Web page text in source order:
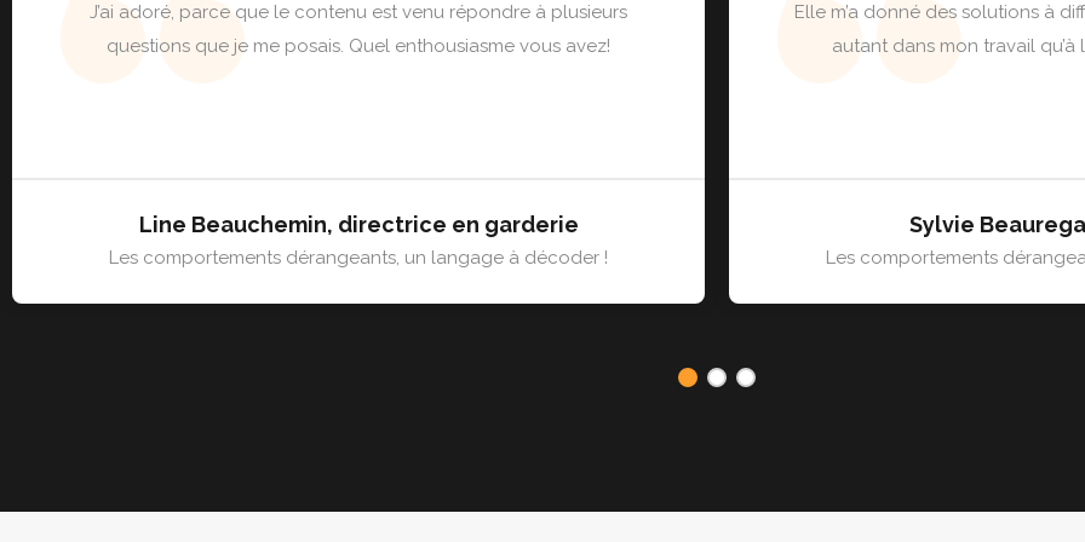
J’ai adoré, parce que le contenu est venu répondre à plusieurs
questions que je me posais. Quel enthousiasme vous avez!
Line Beauchemin, directrice en garderie
Les comportements dérangeants, un langage à décoder !
Elle m’a donné des solutions à
autant dans mon travail
Sylvie
Les comportements
3